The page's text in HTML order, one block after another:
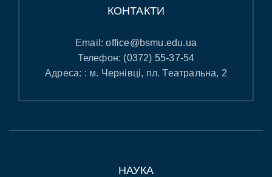
КОНТАКТИ
Email:office@bsmu.edu.ua
Телефон: (0372) 55-37-54
Адреса: : м. Чернівці, пл. Театральна, 2
НАУКА